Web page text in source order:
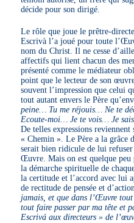
décide pour son dirigé.
Le rôle que joue le prêtre-
Escrivà l’a joué pour toute
nom du Christ. Il ne cesse
affectifs qui lient chacun des
présenté comme le médiateur
point que le lecteur de son
souvent l’impression que celui
tout autant envers le Père
peine… Tu me réjouis… Ne te
Ecoute-moi… Je te vois… Je
De telles expressions reviennent
« Chemin ». Le Père a la grâce
serait bien ridicule de lui
Œuvre. Mais on est quelque peu
la démarche spirituelle de
la certitude et l’accord avec lui
de rectitude de pensée et
jamais, et que dans l’Œuvre tout
tout faire passer par ma tête et
Escrivá aux directeurs » de